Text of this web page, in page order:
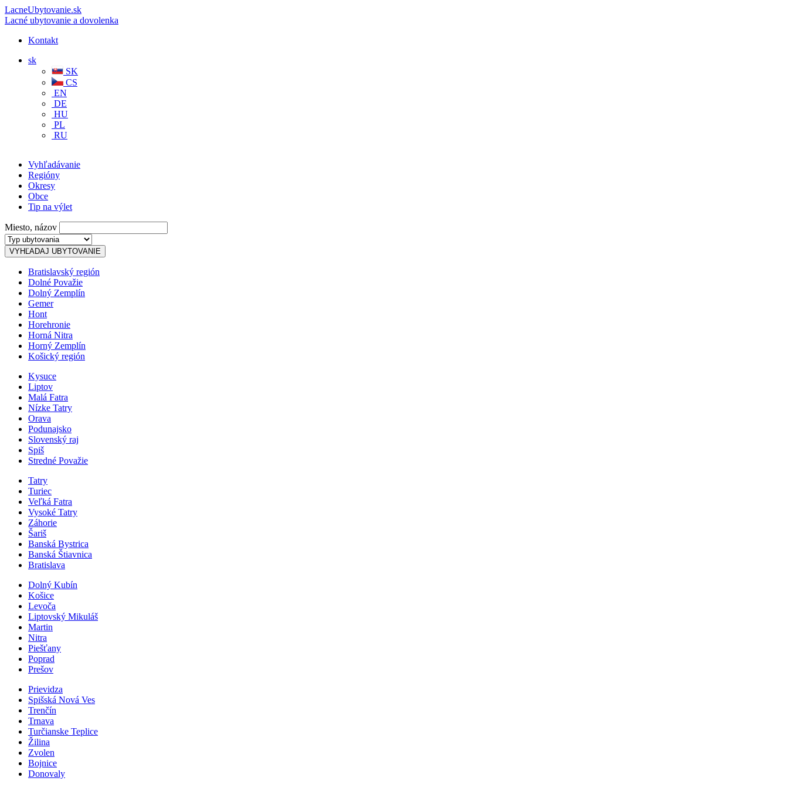
LacneUbytovanie.sk
Lacné ubytovanie a dovolenka
Kontakt
sk
SK
CS
EN
DE
HU
PL
RU
Vyhľadávanie
Regióny
Okresy
Obce
Tip na výlet
Miesto, názov
Bratislavský región
Dolné Považie
Dolný Zemplín
Gemer
Hont
Horehronie
Horná Nitra
Horný Zemplín
Košický región
Kysuce
Liptov
Malá Fatra
Nízke Tatry
Orava
Podunajsko
Slovenský raj
Spiš
Stredné Považie
Tatry
Turiec
Veľká Fatra
Vysoké Tatry
Záhorie
Šariš
Banská Bystrica
Banská Štiavnica
Bratislava
Dolný Kubín
Košice
Levoča
Liptovský Mikuláš
Martin
Nitra
Piešťany
Poprad
Prešov
Prievidza
Spišská Nová Ves
Trenčín
Trnava
Turčianske Teplice
Žilina
Zvolen
Bojnice
Donovaly